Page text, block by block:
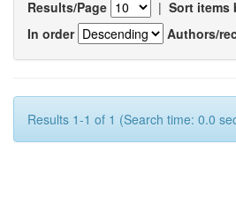
Results/Page | Sort items
In order
Authors/
Results 1-1 of 1 (Search time: 0.0